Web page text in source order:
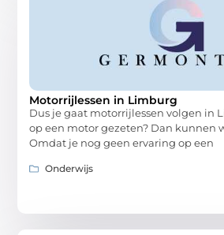
Motorrijlessen in Limburg
Dus je gaat motorrijlessen volgen in
op een motor gezeten? Dan kunnen
Omdat je nog geen ervaring op een
Onderwijs